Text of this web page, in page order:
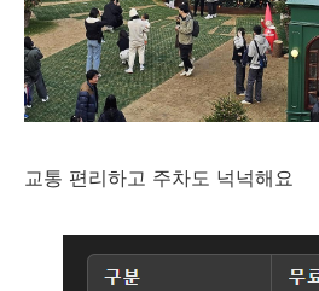
교통 편리하고 주차도 넉넉해요